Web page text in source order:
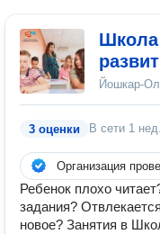
Школа
Йошкар-
3 оценки В сети 1
Организация
Ребенок плохо
задания?
новое? Занятия в